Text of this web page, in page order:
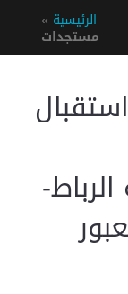
الرئيسية »
مستجدات